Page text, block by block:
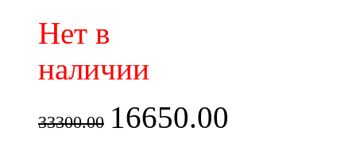
Нет в
наличии
33300.00 16650.00